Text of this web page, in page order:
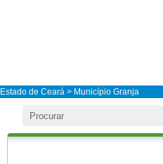
Estado de Ceará > Município Granja